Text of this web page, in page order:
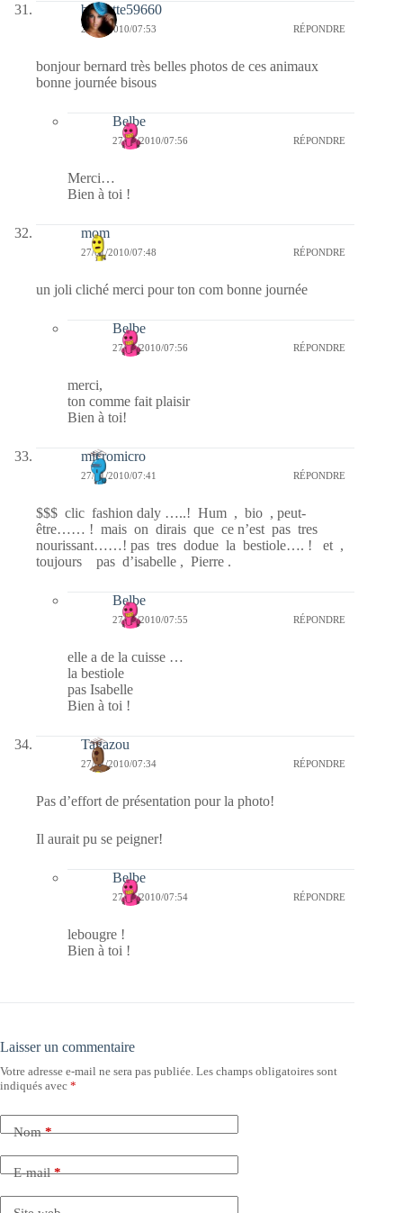
biquette59660
27/01/2010/07:53 RÉPONDRE
bonjour bernard très belles photos de ces animaux
bonne journée bisous
Belbe
27/01/2010/07:56 RÉPONDRE
Merci…
Bien à toi !
mom
27/01/2010/07:48 RÉPONDRE
un joli cliché merci pour ton com bonne journée
Belbe
27/01/2010/07:56 RÉPONDRE
merci,
ton comme fait plaisir
Bien à toi!
micromicro
27/01/2010/07:41 RÉPONDRE
$$$ clic fashion daly …..! Hum , bio , peut-
être…… ! mais on dirais que ce n’est pas tres
nourissant……! pas tres dodue la bestiole…. ! et ,
toujours pas d’isabelle , Pierre .
Belbe
27/01/2010/07:55 RÉPONDRE
elle a de la cuisse …
la bestiole
pas Isabelle
Bien à toi !
Tagazou
27/01/2010/07:34 RÉPONDRE
Pas d’effort de présentation pour la photo!
Il aurait pu se peigner!
Belbe
27/01/2010/07:54 RÉPONDRE
lebougre !
Bien à toi !
Laisser un commentaire
Votre adresse e-mail ne sera pas publiée. Les champs obligatoires sont
indiqués avec *
Nom*
E-mail*